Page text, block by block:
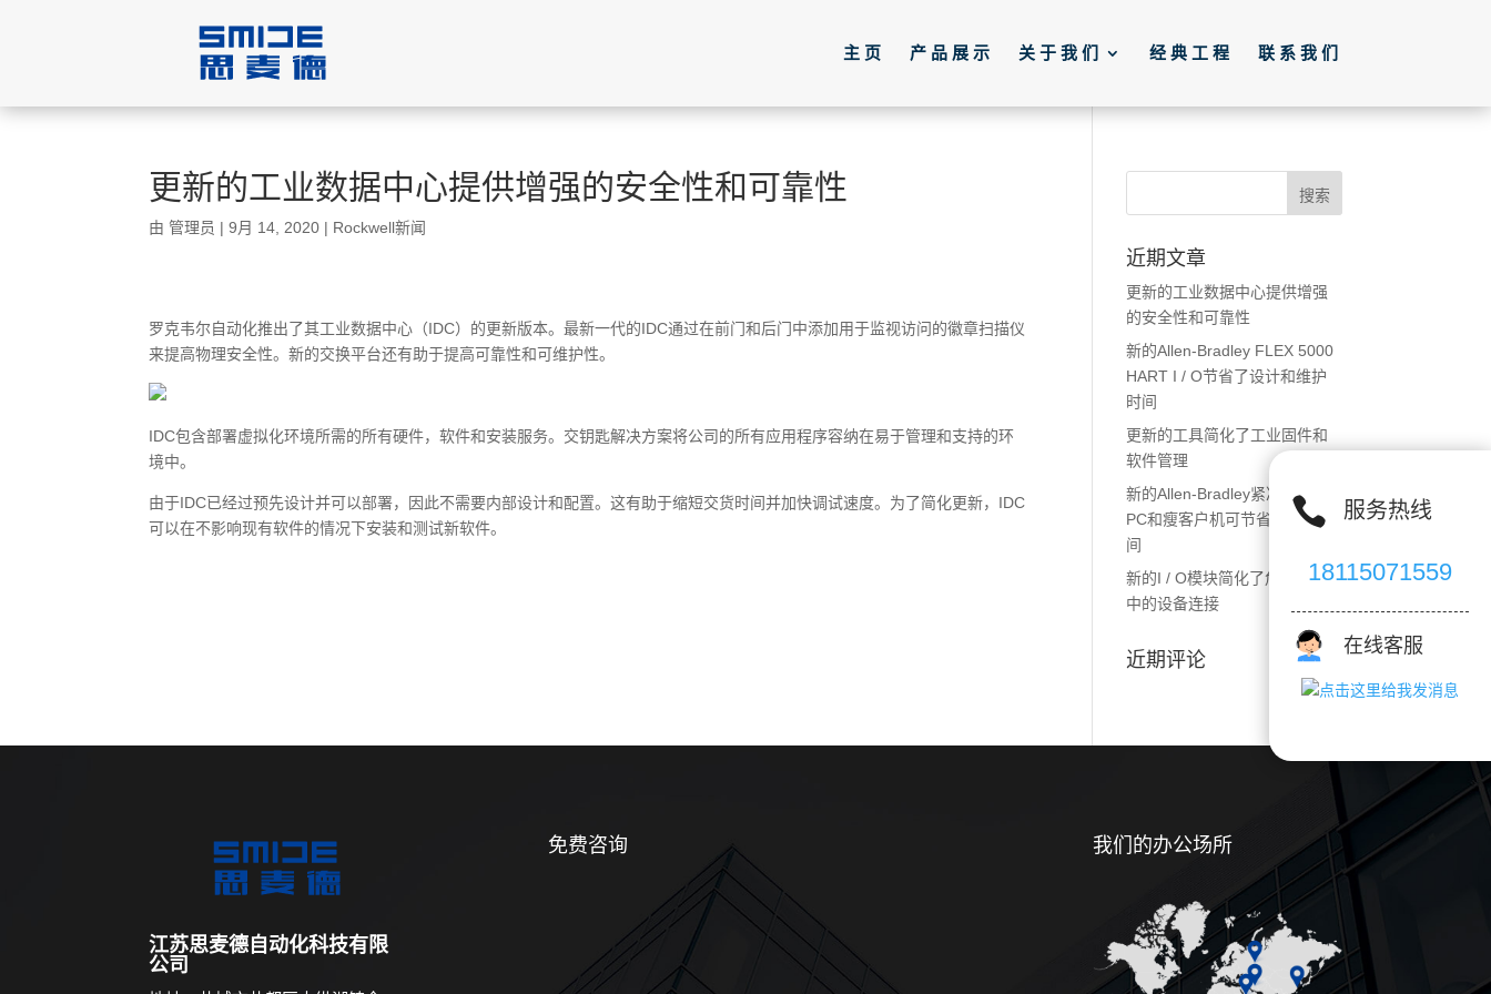
主页 产品展示 关于我们 经典工程 联系我们
更新的工业数据中心提供增强的安全性和可靠性
由管理员 |9月 14, 2020 | Rockwell新闻
罗克韦尔自动化推出了其工业数据中心（IDC）的更新版本。最新一代的IDC通过在前门和后门中添加用于监视访问的徽章扫描仪
来提高物理安全性。新的交换平台还有助于提高可靠性和可维护性。
IDC包含部署虚拟化环境所需的所有硬件，软件和安装服务。交钥匙解决方案将公司的所有应用程序容纳在易于管理和支持的环
境中。
由于IDC已经过预先设计并可以部署，因此不需要内部设计和配置。这有助于缩短交货时间并加快调试速度。为了简化更新，IDC
可以在不影响现有软件的情况下安装和测试新软件。
近期文章
更新的工业数据中心提供增强
的安全性和可靠性
新的Allen-Bradley FLEX 5000
HART I / O节省了设计和维护
时间
更新的工具简化了工业固件和
软件管理
新的Allen-Bradley紧凑型盒式
PC和瘦客户机可节省成本和空
间
新的I / O模块简化了危险区域
中的设备连接
近期评论
江苏思麦德自动化科技有限
公司
免费咨询 我们的办公场所
 服务热线
18115071559
在线客服